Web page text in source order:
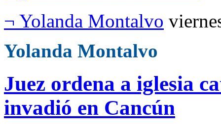
¬ Yolanda Montalvo
Yolanda Montalvo
Juez ordena a iglesia
invadió en Cancún